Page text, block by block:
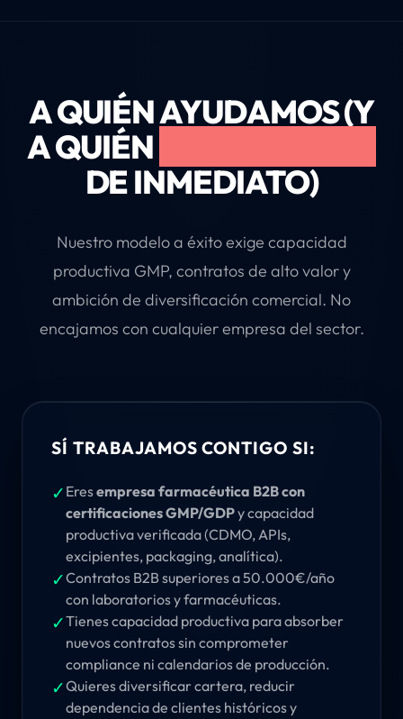
A QUIÉN AYUDAMOS (Y
A QUIÉN
DE INMEDIATO)
Nuestro modelo a éxito exige capacidad
productiva GMP, contratos de alto valor y
ambición de diversificación comercial. No
encajamos con cualquier empresa del sector.
SÍ TRABAJAMOS CONTIGO SI:
✓ Eresempresa farmacéutica B2B con
certificaciones GMP/GDPy capacidad
productiva verificada (CDMO, APIs,
excipientes, packaging, analítica).
✓Contratos B2B superiores a 50.000€/año
con laboratorios y farmacéuticas.
✓Tienes capacidad productiva para absorber
nuevos contratos sin comprometer
compliance ni calendarios de producción.
✓Quieres diversificar cartera, reducir
dependencia de clientes históricos y